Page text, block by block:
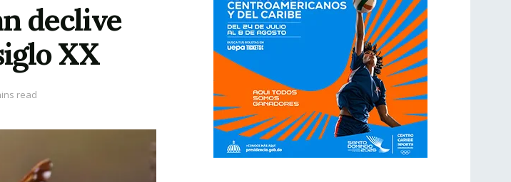
declive
XX
read